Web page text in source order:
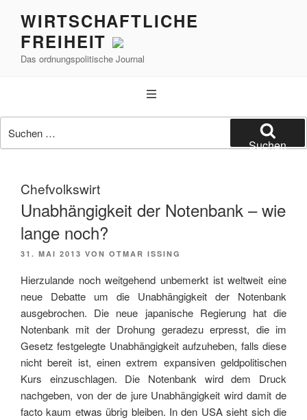
Inhalt
springen
WIRTSCHAFTLICHE
FREIHEIT
Das ordnungspolitische Journal
nach:
Suchen
Chefvolkswirt
Unabhängigkeit der Notenbank – wie
lange noch?
VERÖFFENTLICHT
31. MAI 2013 VON OTMAR ISSING
Hierzulande noch weitgehend unbemerkt ist weltweit eine
neue Debatte um die Unabhängigkeit der Notenbank
ausgebrochen. Die neue japanische Regierung hat die
Notenbank mit der Drohung geradezu erpresst, die im
Gesetz festgelegte Unabhängigkeit aufzuheben, falls diese
nicht bereit ist, einen extrem expansiven geldpolitischen
Kurs einzuschlagen. Die Notenbank wird dem Druck
nachgeben, von der de jure Unabhängigkeit wird damit de
facto kaum etwas übrig bleiben. In den USA sieht sich die